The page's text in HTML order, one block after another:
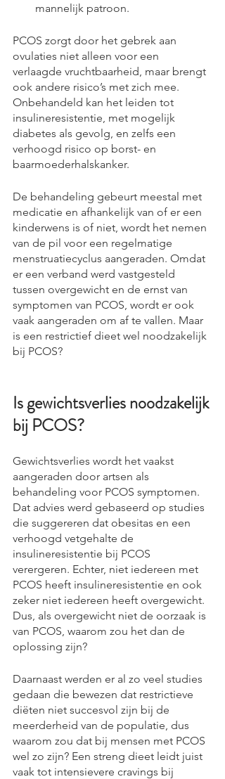
mannelijk patroon.
PCOS zorgt door het gebrek aan
ovulaties niet alleen voor een
verlaagde vruchtbaarheid, maar brengt
ook andere risico’s met zich mee.
Onbehandeld kan het leiden tot
insulineresistentie, met mogelijk
diabetes als gevolg, en zelfs een
verhoogd risico op borst- en
baarmoederhalskanker.
De behandeling gebeurt meestal met
medicatie en afhankelijk van of er een
kinderwens is of niet, wordt het nemen
van de pil voor een regelmatige
menstruatiecyclus aangeraden. Omdat
er een verband werd vastgesteld
tussen overgewicht en de ernst van
symptomen van PCOS, wordt er ook
vaak aangeraden om af te vallen. Maar
is een restrictief dieet wel noodzakelijk
bij PCOS?
Is gewichtsverlies noodzakelijk
bij PCOS?
Gewichtsverlies wordt het vaakst
aangeraden door artsen als
behandeling voor PCOS symptomen.
Dat advies werd gebaseerd op studies
die suggereren dat obesitas en een
verhoogd vetgehalte de
insulineresistentie bij PCOS
verergeren. Echter, niet iedereen met
PCOS heeft insulineresistentie en ook
zeker niet iedereen heeft overgewicht.
Dus, als overgewicht niet de oorzaak is
van PCOS, waarom zou het dan de
oplossing zijn?
Daarnaast werden er al zo veel studies
gedaan die bewezen dat restrictieve
diëten niet succesvol zijn bij de
meerderheid van de populatie, dus
waarom zou dat bij mensen met PCOS
wel zo zijn? Een streng dieet leidt juist
vaak tot intensievere cravings bij